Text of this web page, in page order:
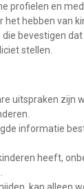
profielen en
het hebben van
bevestigen
stellen.
uitspraken zijn
informatie
heeft,